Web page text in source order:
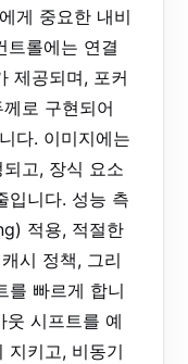
게 중요한 내비
트롤에는 연결
제공되며, 포커
로 구현되어
다. 이미지에는
고, 장식 요소
입니다. 성능 측
적용, 적절한
시 정책, 그리
를 빠르게 합니
웃 시프트를 예
지키고, 비동기